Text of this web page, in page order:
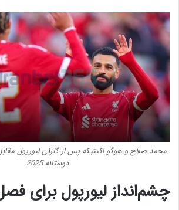
محمد صلاح و هوگو اکیتیکه پس از گلزنی لیورپول مقابل
دوستانه 2025
چشم‌انداز لیورپول برای فصل ۲۶-